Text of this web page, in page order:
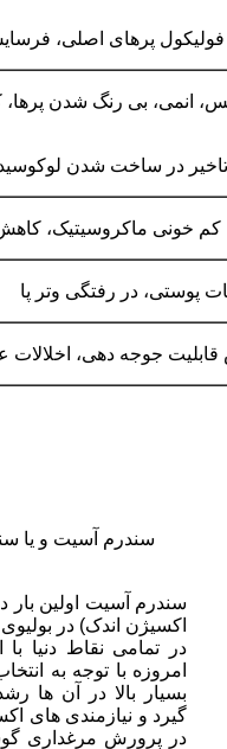
فولیکول پرهای اصلی،
انمی، بی رنگ شدن
در ساخت شدن
خونی ماکروسیتیک،
پوستی، در رفتگی وتر پا
جوجه دهی، اخلالات
سندرم آسیت و یا
سندرم آسیت اولین بار
اکسیژن اندک) در
در تمامی نقاط دنیا
امروزه با توجه به
بسیار بالا در آن ها
گیرد و نیازمندی های
در پرورش مرغداری